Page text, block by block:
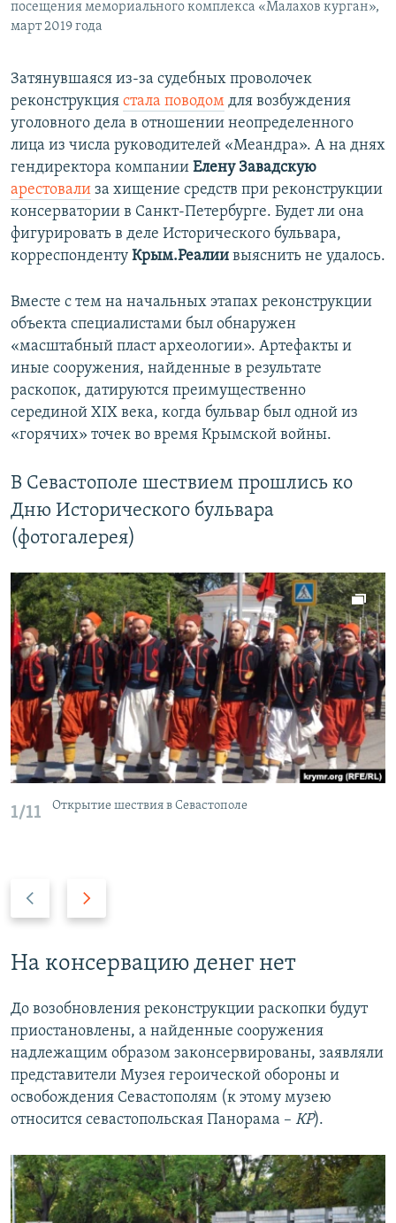
посещения мемориального комплекса «Малахов курган»,
март 2019 года
Затянувшаяся из-за судебных проволочек
реконструкция стала поводом для возбуждения
уголовного дела в отношении неопределенного
лица из числа руководителей «Меандра». А на днях
гендиректора компании Елену Завадскую
арестовали за хищение средств при реконструкции
консерватории в Санкт-Петербурге. Будет ли она
фигурировать в деле Исторического бульвара,
корреспонденту Крым.Реалии выяснить не удалось.
Вместе с тем на начальных этапах реконструкции
объекта специалистами был обнаружен
«масштабный пласт археологии». Артефакты и
иные сооружения, найденные в результате
раскопок, датируются преимущественно
серединой XIX века, когда бульвар был одной из
«горячих» точек во время Крымской войны.
В Севастополе шествием прошлись ко
Дню Исторического бульвара
(фотогалерея)
1/11 Открытие шествия в Севастополе
д
д
щ
а
й
д
д
ю
й
д
На консервацию денег нет
До возобновления реконструкции раскопки будут
приостановлены, а найденные сооружения
надлежащим образом законсервированы, заявляли
представители Музея героической обороны и
освобождения Севастополям (к этому музею
относится севастопольская Панорама – КР).